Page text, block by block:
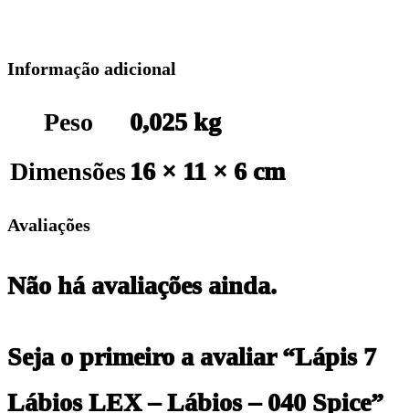
Informação adicional
Peso
0,025 kg
Dimensões16 × 11 × 6 cm
Avaliações
Não há avaliações ainda.
Seja o primeiro a avaliar “Lápis 7
Lábios LEX – Lábios – 040 Spice”